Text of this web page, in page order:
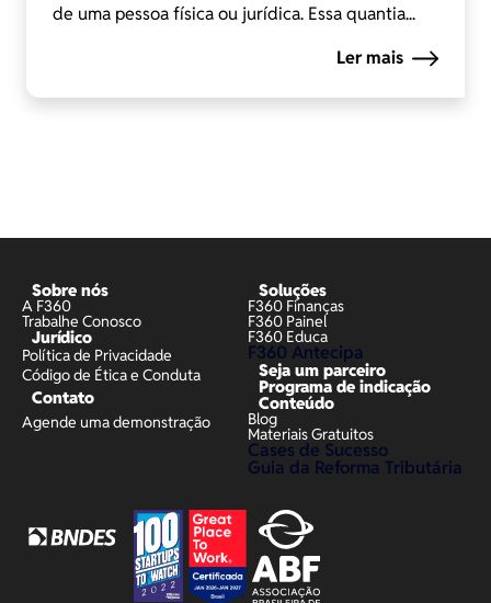
de uma pessoa física ou jurídica. Essa quantia...
Ler mais
Sobre nós
A F360
Trabalhe Conosco
Jurídico
Política de Privacidade
Código de Ética e Conduta
Contato
Agende uma demonstração
Soluções
F360 Finanças
F360 Painel
F360 Educa
F360 Antecipa
Seja um parceiro
Programa de indicação
Conteúdo
Blog
Materiais Gratuitos
Cases de Sucesso
Guia da Reforma Tributária